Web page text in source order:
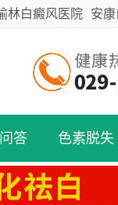
林白癜风医院 安
答 色素脱失